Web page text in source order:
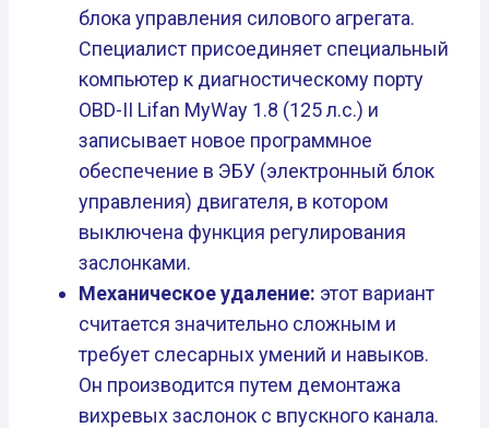
блока управления силового агрегата.
Специалист присоединяет специальный
компьютер к диагностическому порту
OBD-II Lifan MyWay 1.8 (125 л.с.) и
записывает новое программное
обеспечение в ЭБУ (электронный блок
управления) двигателя, в котором
выключена функция регулирования
заслонками.
Механическое удаление: этот вариант
считается значительно сложным и
требует слесарных умений и навыков.
Он производится путем демонтажа
вихревых заслонок с впускного канала.